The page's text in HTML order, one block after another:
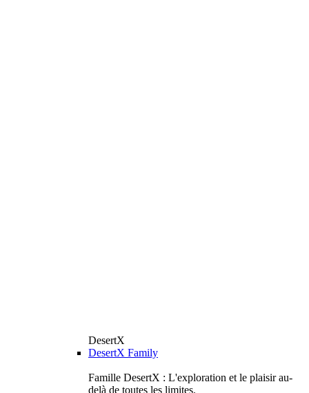
DesertX
DesertX Family
Famille DesertX : L'exploration et le plaisir au-
delà de toutes les limites.